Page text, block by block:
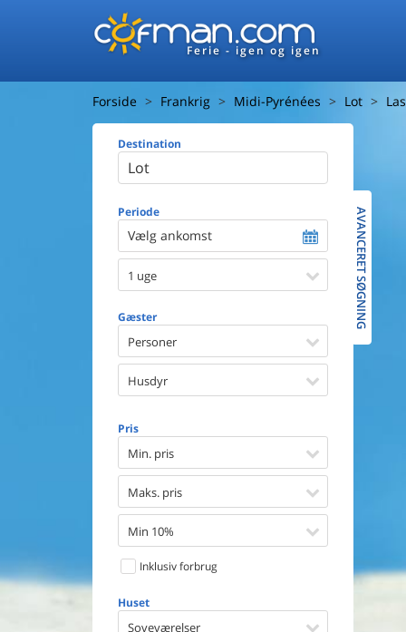
Ferie - igen og igen
Forside Frankrig Midi-Pyrénées Lot
Destination
Periode
Vælg ankomst
1 uge
Gæster
Personer
Husdyr
Pris
Min. pris
Maks. pris
Min 10%
Inklusiv forbrug
Huset
Soveværelser
Afstand til
Udsigt til
Faciliteter
Spa
AVANCERET SØGNING